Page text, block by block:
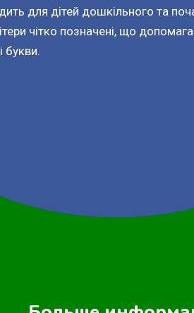
для дітей дошкільного та
чітко позначені, що
букви.